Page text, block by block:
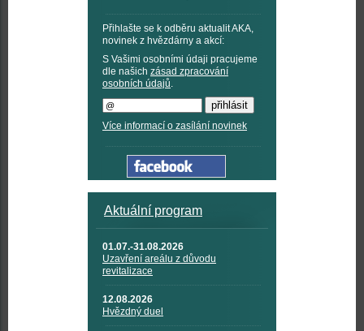
Přihlašte se k odběru aktualit AKA,
novinek z hvězdárny a akcí:
S Vašimi osobními údaji pracujeme
dle našich zásad zpracování
osobních údajů.
Více informací o zasílání novinek
Aktuální program
01.07.-31.08.2026
Uzavření areálu z důvodu
revitalizace
12.08.2026
Hvězdný duel